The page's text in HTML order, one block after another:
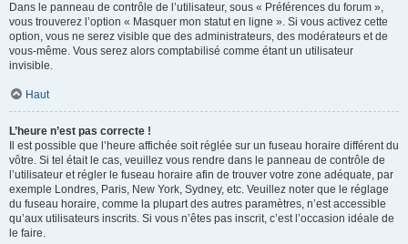
Dans le panneau de contrôle de l’utilisateur, sous « Préférences du forum »,
vous trouverez l’option « Masquer mon statut en ligne ». Si vous activez cette
option, vous ne serez visible que des administrateurs, des modérateurs et de
vous-même. Vous serez alors comptabilisé comme étant un utilisateur
invisible.
Haut
L’heure n’est pas correcte !
Il est possible que l’heure affichée soit réglée sur un fuseau horaire différent du
vôtre. Si tel était le cas, veuillez vous rendre dans le panneau de contrôle de
l’utilisateur et régler le fuseau horaire afin de trouver votre zone adéquate, par
exemple Londres, Paris, New York, Sydney, etc. Veuillez noter que le réglage
du fuseau horaire, comme la plupart des autres paramètres, n’est accessible
qu’aux utilisateurs inscrits. Si vous n’êtes pas inscrit, c’est l’occasion idéale de
le faire.